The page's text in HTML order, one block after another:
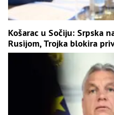
Košarac u Sočiju: Srpska
Rusijom, Trojka blokira